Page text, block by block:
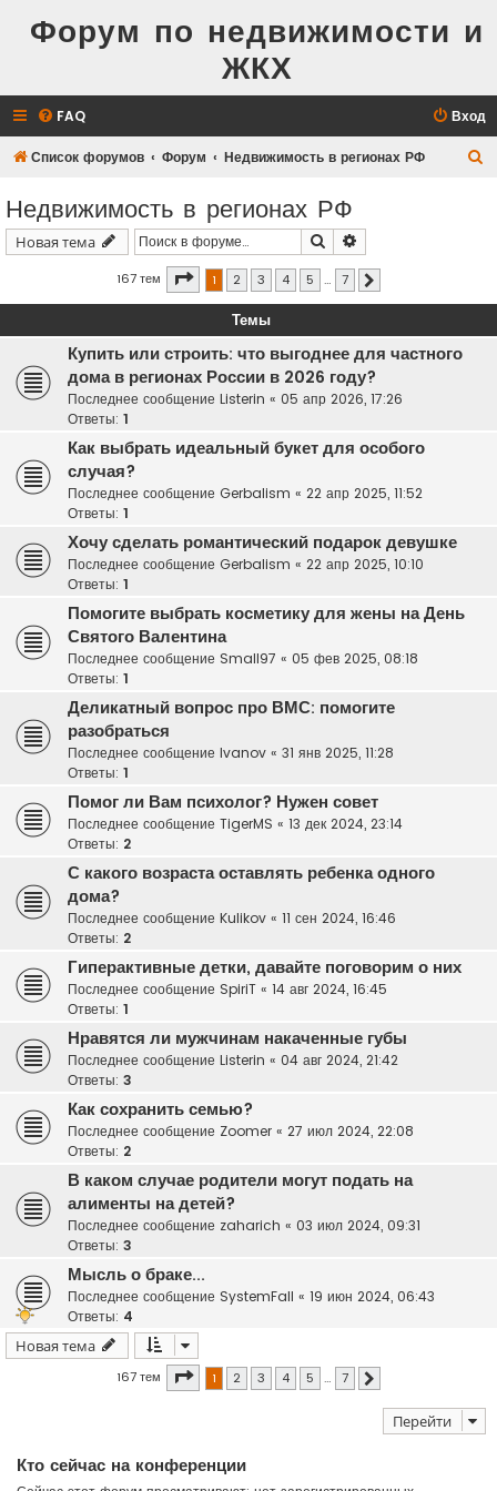
Форум по недвижимости и
ЖКХ
FAQ Вход
Список форумов Форум Недвижимость в регионах РФ
Недвижимость в регионах РФ
Новая тема Поиск
167 тем Страница 1из 7
1 2 3 4 5 … 7
Темы
Купить или строить: что выгоднее для частного
дома в регионах России в 2026 году?
Последнее сообщение Listerin « 05 апр 2026, 17:26
Ответы: 1
Как выбрать идеальный букет для особого
случая?
Последнее сообщение Gerbalism « 22 апр 2025, 11:52
Ответы: 1
Хочу сделать романтический подарок девушке
Последнее сообщение Gerbalism « 22 апр 2025, 10:10
Ответы: 1
Помогите выбрать косметику для жены на День
Святого Валентина
Последнее сообщение Small97 « 05 фев 2025, 08:18
Ответы: 1
Деликатный вопрос про ВМС: помогите
разобраться
Последнее сообщение Ivanov « 31 янв 2025, 11:28
Ответы: 1
Помог ли Вам психолог? Нужен совет
Последнее сообщение TigerMS « 13 дек 2024, 23:14
Ответы: 2
С какого возраста оставлять ребенка одного
дома?
Последнее сообщение Kulikov « 11 сен 2024, 16:46
Ответы: 2
Гиперактивные детки, давайте поговорим о них
Последнее сообщение SpiriT « 14 авг 2024, 16:45
Ответы: 1
Нравятся ли мужчинам накаченные губы
Последнее сообщение Listerin « 04 авг 2024, 21:42
Ответы: 3
Как сохранить семью?
Последнее сообщение Zoomer « 27 июл 2024, 22:08
Ответы: 2
В каком случае родители могут подать на
алименты на детей?
Последнее сообщение zaharich « 03 июл 2024, 09:31
Ответы: 3
Мысль о браке...
Последнее сообщение SystemFall « 19 июн 2024, 06:43
Ответы: 4
Новая тема
167 тем Страница 1из 7
1 2 3 4 5 … 7
Перейти
Кто сейчас на конференции